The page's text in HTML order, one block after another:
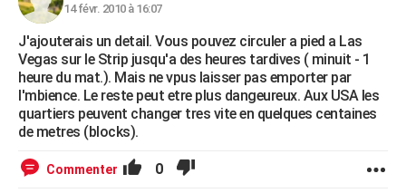
14 févr. 2010 à 16:07
J'ajouterais un detail. Vous pouvez circuler a pied a Las
Vegas sur le Strip jusqu'a des heures tardives ( minuit - 1
heure du mat.). Mais ne vpus laisser pas emporter par
l'mbience. Le reste peut etre plus dangeureux. Aux USA les
quartiers peuvent changer tres vite en quelques centaines
de metres (blocks).
Commenter 0